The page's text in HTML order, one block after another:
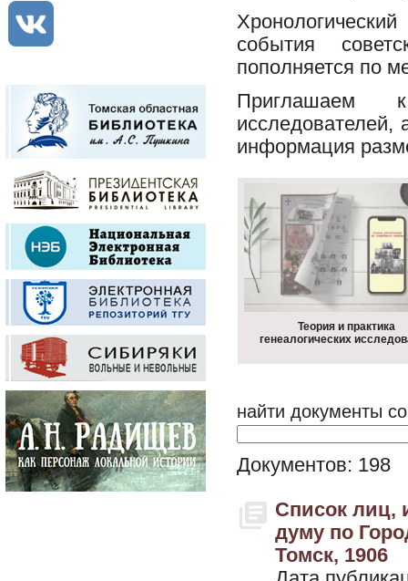
события
пополняется по
Приглашаем к
исследователей,
информация
Теория и практика
генеалогических
найти документы
Документов: 198
Список лиц,
думу по
Томск, 1906